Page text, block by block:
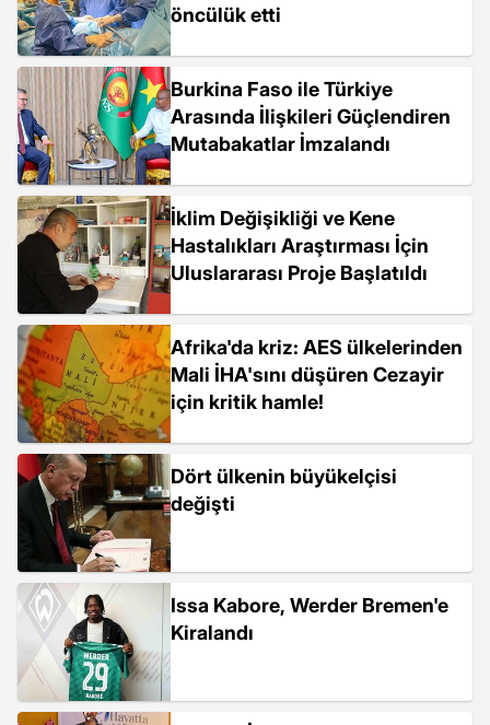
öncülük etti
Burkina Faso ile Türkiye
Arasında İlişkileri Güçlendiren
Mutabakatlar İmzalandı
İklim Değişikliği ve Kene
Hastalıkları Araştırması İçin
Uluslararası Proje Başlatıldı
Afrika'da kriz: AES ülkelerinden
Mali İHA'sını düşüren Cezayir
için kritik hamle!
Dört ülkenin büyükelçisi
değişti
Issa Kabore, Werder Bremen'e
Kiralandı